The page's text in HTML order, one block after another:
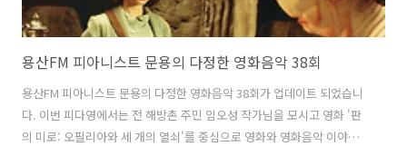
용산FM 피아니스트 문용의 다정한 영화음악 38회
용산FM 피아니스트 문용의 다정한 영화음악 38회가 업데이트 되었습니
다. 이번 피다영에서는 전 해방촌 주민 임오성 작가님을 모시고 영화 '판
의 미로: 오필리아와 세 개의 열쇠'를 중심으로 영화와 영화음악 이야기